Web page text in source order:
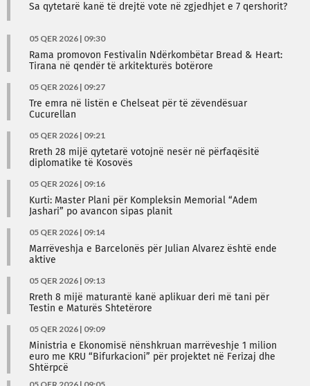
Sa qytetarë kanë të drejtë vote në zgjedhjet e 7 qershorit?
05 QER 2026 | 09:30
Rama promovon Festivalin Ndërkombëtar Bread & Heart:
Tirana në qendër të arkitekturës botërore
05 QER 2026 | 09:27
Tre emra në listën e Chelseat për të zëvendësuar
Cucurellan
05 QER 2026 | 09:21
Rreth 28 mijë qytetarë votojnë nesër në përfaqësitë
diplomatike të Kosovës
05 QER 2026 | 09:16
Kurti: Master Plani për Kompleksin Memorial “Adem
Jashari” po avancon sipas planit
05 QER 2026 | 09:14
Marrëveshja e Barcelonës për Julian Alvarez është ende
aktive
05 QER 2026 | 09:13
Rreth 8 mijë maturantë kanë aplikuar deri më tani për
Testin e Maturës Shtetërore
05 QER 2026 | 09:09
Ministria e Ekonomisë nënshkruan marrëveshje 1 milion
euro me KRU “Bifurkacioni” për projektet në Ferizaj dhe
Shtërpcë